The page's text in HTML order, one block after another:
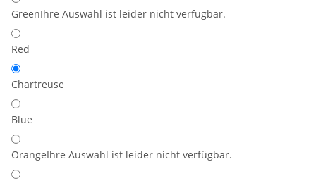
GreenIhre Auswahl ist leider nicht verfügbar.
Red
Chartreuse
Blue
OrangeIhre Auswahl ist leider nicht verfügbar.